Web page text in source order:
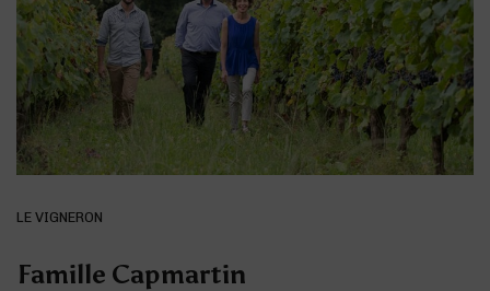
LE VIGNERON
Famille Capmartin